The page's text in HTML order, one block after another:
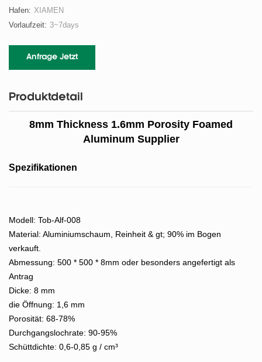
Hafen: XIAMEN
Vorlaufzeit: 3~7days
Anfrage Jetzt
Produktdetail
8mm Thickness 1.6mm Porosity Foamed
Aluminum Supplier
Spezifikationen
Modell: Tob-Alf-008
Material: Aluminiumschaum, Reinheit & gt; 90% im Bogen
verkauft.
Abmessung: 500 * 500 * 8mm oder besonders angefertigt als
Antrag
Dicke: 8 mm
die Öffnung: 1,6 mm
Porosität: 68-78%
Durchgangslochrate: 90-95%
Schüttdichte: 0,6-0,85 g / cm³